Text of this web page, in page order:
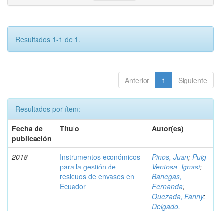
Resultados 1-1 de 1.
Anterior 1 Siguiente
Resultados por ítem:
Fecha de
publicación
Título Autor(es)
2018
Instrumentos económicos
para la gestión de
residuos de envases en
Ecuador
Pinos, Juan; Puig
Ventosa, Ignasi;
Banegas,
Fernanda;
Quezada, Fanny;
Delgado,